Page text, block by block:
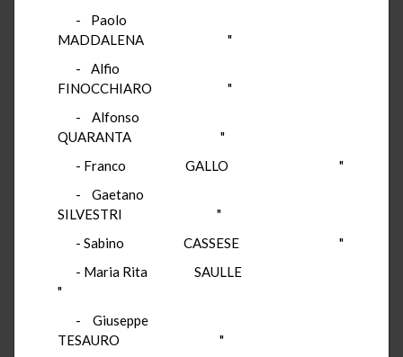
- Paolo
MADDALENA "
- Alfio
FINOCCHIARO "
- Alfonso
QUARANTA "
- Franco GALLO "
- Gaetano
SILVESTRI "
- Sabino CASSESE "
- Maria Rita SAULLE
"
- Giuseppe
TESAURO "